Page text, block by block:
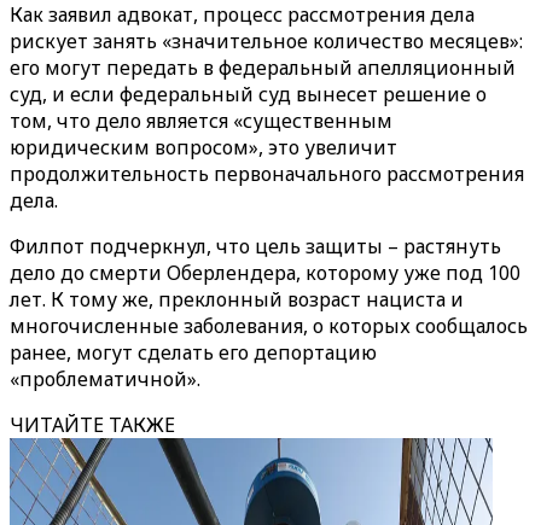
Как заявил адвокат, процесс рассмотрения дела
рискует занять «значительное количество месяцев»:
его могут передать в федеральный апелляционный
суд, и если федеральный суд вынесет решение о
том, что дело является «существенным
юридическим вопросом», это увеличит
продолжительность первоначального рассмотрения
дела.
Филпот подчеркнул, что цель защиты – растянуть
дело до смерти Оберлендера, которому уже под 100
лет. К тому же, преклонный возраст нациста и
многочисленные заболевания, о которых сообщалось
ранее, могут сделать его депортацию
«проблематичной».
ЧИТАЙТЕ ТАКЖЕ